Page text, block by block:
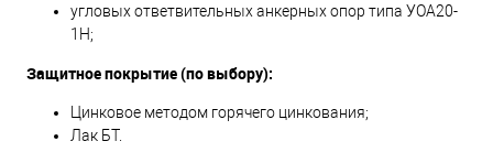
угловых ответвительных анкерных опор типа УОА20-
1Н;
Защитное покрытие (по выбору):
Цинковое методом горячего цинкования;
Лак БТ.